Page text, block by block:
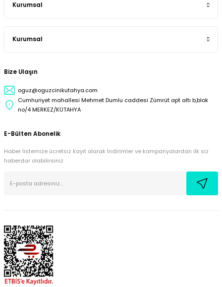
Kurumsal
Kurumsal
Bize Ulaşın
oguz@oguzcinikutahya.com
Cumhuriyet mahallesi Mehmet Dumlu caddesi Zümrüt apt altı b,blok
no/4 MERKEZ/KÜTAHYA
E-Bülten Abonelik
Haber listemize ücretsiz kayıt olarak İndirimler ve kampanyalardan ilk siz
haberdar olabilirsiniz.